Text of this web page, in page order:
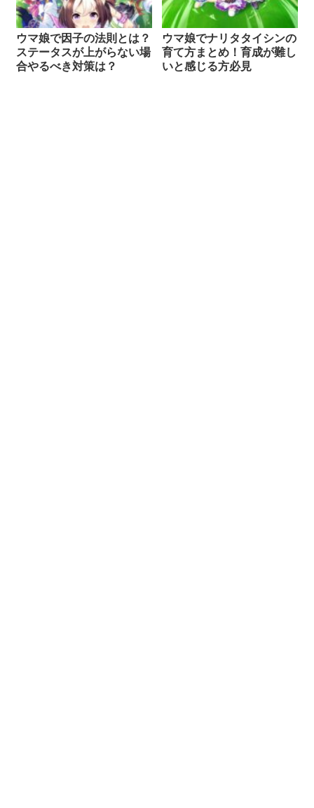
ウマ娘で因子の法則とは？
ステータスが上がらない場
合やるべき対策は？
ウマ娘でナリタタイシンの
育て方まとめ！育成が難し
いと感じる方必見